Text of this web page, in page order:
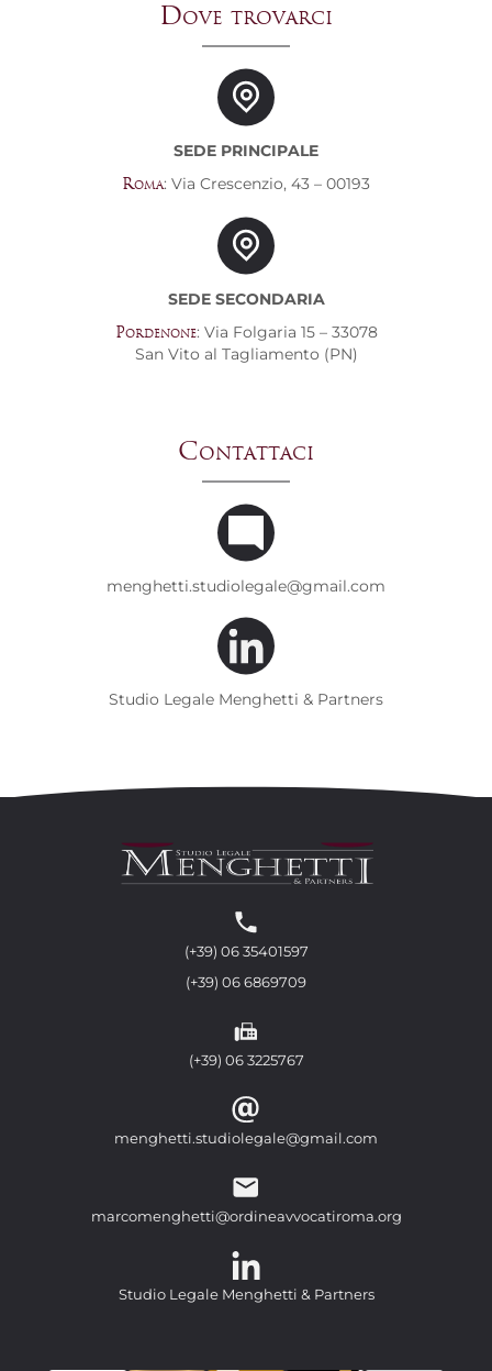
Dove trovarci
SEDE PRINCIPALE
Roma: Via Crescenzio, 43 – 00193
SEDE SECONDARIA
Pordenone: Via Folgaria 15 – 33078
San Vito al Tagliamento (PN)
Contattaci
menghetti.studiolegale@gmail.com
Studio Legale Menghetti & Partners
(+39) 06 35401597
(+39) 06 6869709
(+39) 06 3225767
menghetti.studiolegale@gmail.com
marcomenghetti@ordineavvocatiroma.org
Studio Legale Menghetti & Partners